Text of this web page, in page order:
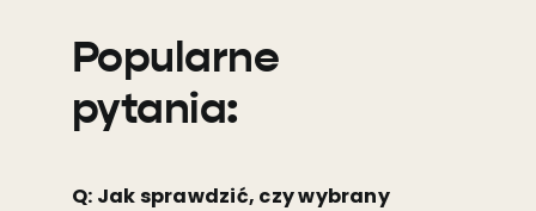
Popularne
pytania:
Q: Jak sprawdzić, czy wybrany